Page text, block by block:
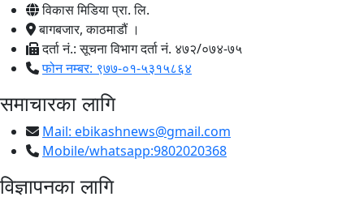
विकास मिडिया प्रा. लि.
बागबजार, काठमाडौं ।
दर्ता नं.: सूचना विभाग दर्ता नं. ४७२/०७४-७५
फोन नम्बर: ९७७-०१-५३१५८६४
समाचारका लागि
Mail: ebikashnews@gmail.com
Mobile/whatsapp:9802020368
विज्ञापनका लागि